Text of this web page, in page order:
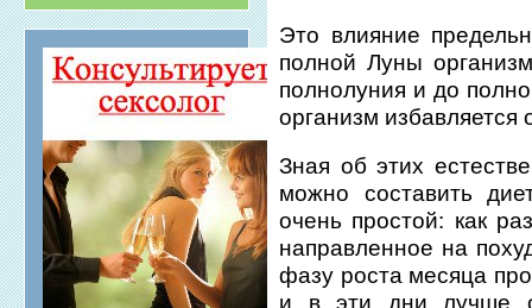
Это влияние
полной Луны
полнолуния и до
организм избавляется
Зная об этих
можно составить
очень простой: как
направленное на
фазу роста месяца